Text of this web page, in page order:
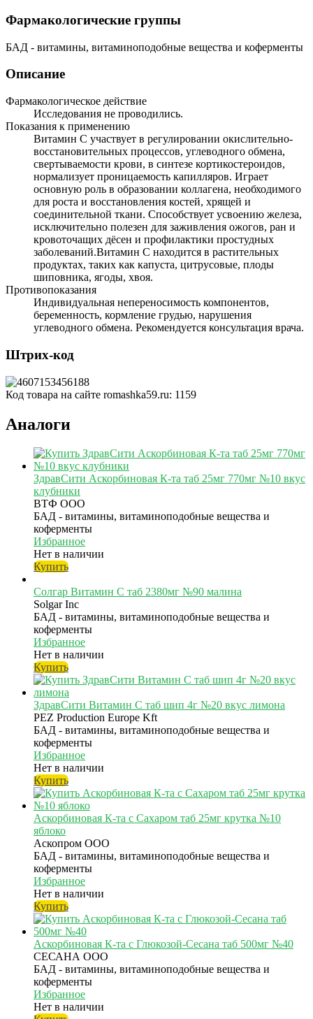
Фармакологические группы
БАД - витамины, витаминоподобные вещества и коферменты
Описание
Фармакологическое действие
Исследования не проводились.
Показания к применению
Витамин С участвует в регулировании окислительно-
восстановительных процессов, углеводного обмена,
свертываемости крови, в синтезе кортикостероидов,
нормализует проницаемость капилляров. Играет
основную роль в образовании коллагена, необходимого
для роста и восстановления костей, хрящей и
соединительной ткани. Способствует усвоению железа,
исключительно полезен для заживления ожогов, ран и
кровоточащих дёсен и профилактики простудных
заболеваний.Витамин С находится в растительных
продуктах, таких как капуста, цитрусовые, плоды
шиповника, ягоды, хвоя.
Противопоказания
Индивидуальная непереносимость компонентов,
беременность, кормление грудью, нарушения
углеводного обмена. Рекомендуется консультация врача.
Штрих-код
Код товара на сайте romashka59.ru: 1159
Аналоги
ЗдравСити Аскорбиновая К-та таб 25мг 770мг №10 вкус
клубники
ВТФ ООО
БАД - витамины, витаминоподобные вещества и
коферменты
Избранное
Нет в наличии
Купить
Солгар Витамин С таб 2380мг №90 малина
Solgar Inc
БАД - витамины, витаминоподобные вещества и
коферменты
Избранное
Нет в наличии
Купить
ЗдравСити Витамин C таб шип 4г №20 вкус лимона
PEZ Production Europe Kft
БАД - витамины, витаминоподобные вещества и
коферменты
Избранное
Нет в наличии
Купить
Аскорбиновая К-та с Сахаром таб 25мг крутка №10
яблоко
Аскопром ООО
БАД - витамины, витаминоподобные вещества и
коферменты
Избранное
Нет в наличии
Купить
Аскорбиновая К-та с Глюкозой-Сесана таб 500мг №40
СЕСАНА ООО
БАД - витамины, витаминоподобные вещества и
коферменты
Избранное
Нет в наличии